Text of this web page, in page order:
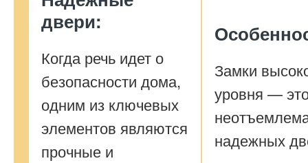
двери:
Когда речь идет о
безопасности дома,
одним из ключевых
элементов являются
прочные и
Замки
уровня —
надежных